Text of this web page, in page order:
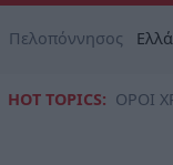
Πελοπόννησος
HOT TOPICS: ΟΡΟΙ